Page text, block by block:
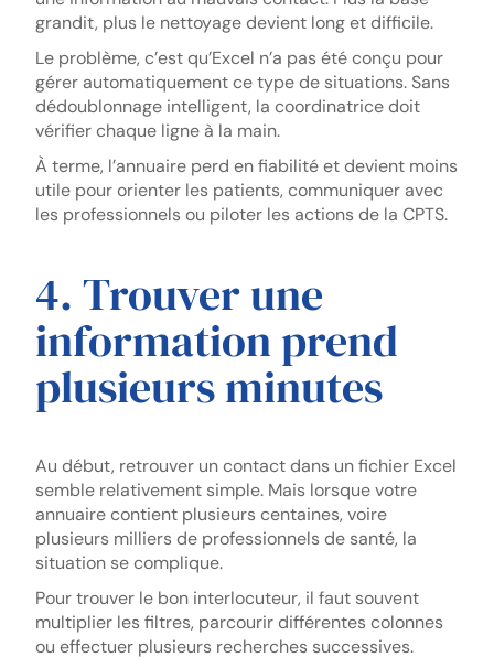
grandit, plus le nettoyage devient long et difficile.
Le problème, c’est qu’Excel n’a pas été conçu pour
gérer automatiquement ce type de situations. Sans
dédoublonnage intelligent, la coordinatrice doit
vérifier chaque ligne à la main.
À terme, l’annuaire perd en fiabilité et devient moins
utile pour orienter les patients, communiquer avec
les professionnels ou piloter les actions de la CPTS.
4. Trouver une
information prend
plusieurs minutes
Au début, retrouver un contact dans un fichier Excel
semble relativement simple. Mais lorsque votre
annuaire contient plusieurs centaines, voire
plusieurs milliers de professionnels de santé, la
situation se complique.
Pour trouver le bon interlocuteur, il faut souvent
multiplier les filtres, parcourir différentes colonnes
ou effectuer plusieurs recherches successives.